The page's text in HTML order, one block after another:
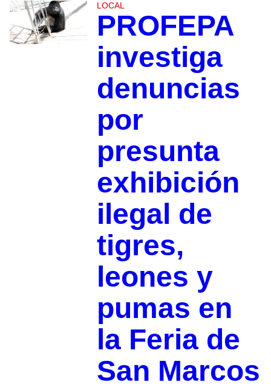
LOCAL
PROFEPA
investiga
denuncias
por
presunta
exhibición
ilegal de
tigres,
leones y
pumas en
la Feria de
San Marcos